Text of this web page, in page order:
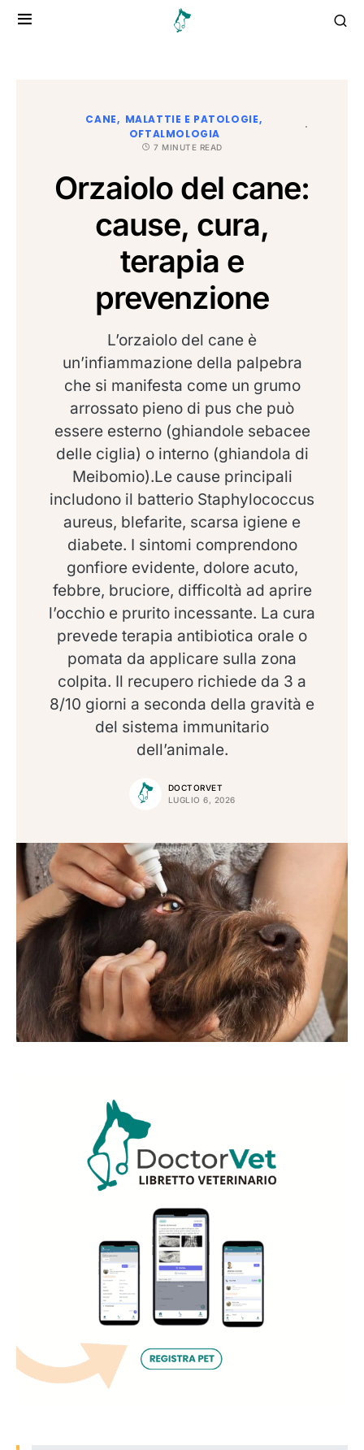
CANE
MALATTIE E PATOLOGIE
OFTALMOLOGIA
7 MINUTE READ
Orzaiolo del cane:
cause, cura,
terapia e
prevenzione
L’orzaiolo del cane è
un’infiammazione della palpebra
che si manifesta come un grumo
arrossato pieno di pus che può
essere esterno (ghiandole sebacee
delle ciglia) o interno (ghiandola di
Meibomio).Le cause principali
includono il batterio Staphylococcus
aureus, blefarite, scarsa igiene e
diabete. I sintomi comprendono
gonfiore evidente, dolore acuto,
febbre, bruciore, difficoltà ad aprire
l’occhio e prurito incessante. La cura
prevede terapia antibiotica orale o
pomata da applicare sulla zona
colpita. Il recupero richiede da 3 a
8/10 giorni a seconda della gravità e
del sistema immunitario
dell’animale.
DOCTORVET
LUGLIO 6, 2026